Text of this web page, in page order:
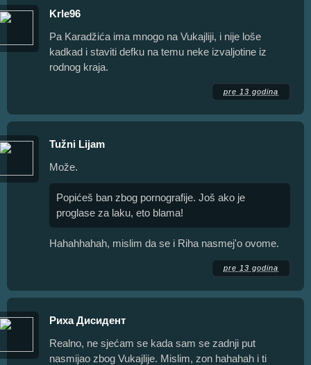
Krle96
Pa Karadžića ima mnogo na Vukajliji, i nije loše
kadkad i staviti defku na temu neke izvaljotine iz
rodnog kraja.
pre 13 godina
Tužni Lijam
Može.
Popićeš ban zbog pornografije. Još ako je
proglase za laku, eto blama!
Hahahhahah, mislim da se i Riha nasmej'o ovome.
pre 13 godina
Риха Дисидент
Realno, ne sjećam se kada sam se zadnji put
nasmijao zbog Vukajlije. Mislim, zon hahahah i ti